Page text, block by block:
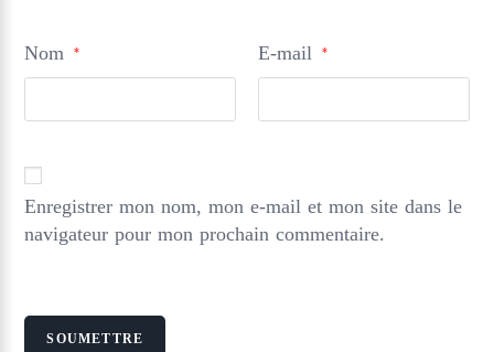
Nom * E-mail *
Enregistrer mon nom, mon e-mail et mon site dans le
navigateur pour mon prochain commentaire.